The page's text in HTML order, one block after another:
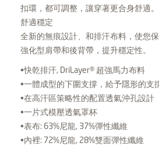
扣環，都可調整，讓穿著更合身舒適。
舒適穩定
全新的無痕設計、和排汗布料，使您
強化型肩帶和後背帶，提升穩定性。
•快乾排汗, DriLayer® 超強馬力布料
•一體成型的下圍支撐，給予隱形的支
•在高汗區策略性的配置透氣沖孔設計
•一片式模壓透氣罩杯
•表布: 63%尼龍, 37%彈性纖維
•內裡: 72%尼龍, 28%雙面彈性纖維